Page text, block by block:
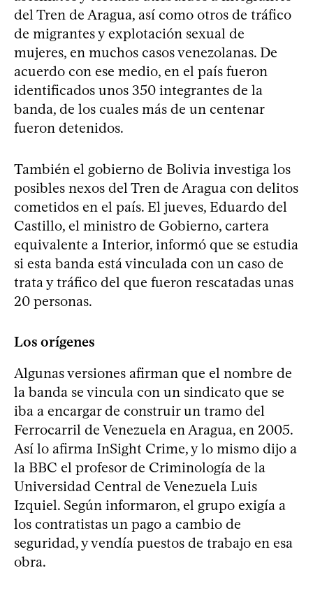
del Tren de Aragua, así como otros de tráfico
de migrantes y explotación sexual de
mujeres, en muchos casos venezolanas. De
acuerdo con ese medio, en el país fueron
identificados unos 350 integrantes de la
banda, de los cuales más de un centenar
fueron detenidos.
También el gobierno de Bolivia investiga los
posibles nexos del Tren de Aragua con delitos
cometidos en el país. El jueves, Eduardo del
Castillo, el ministro de Gobierno, cartera
equivalente a Interior, informó que se estudia
si esta banda está vinculada con un caso de
trata y tráfico del que fueron rescatadas unas
20 personas.
Los orígenes
Algunas versiones afirman que el nombre de
la banda se vincula con un sindicato que se
iba a encargar de construir un tramo del
Ferrocarril de Venezuela en Aragua, en 2005.
Así lo afirma InSight Crime, y lo mismo dijo a
la BBC el profesor de Criminología de la
Universidad Central de Venezuela Luis
Izquiel. Según informaron, el grupo exigía a
los contratistas un pago a cambio de
seguridad, y vendía puestos de trabajo en esa
obra.